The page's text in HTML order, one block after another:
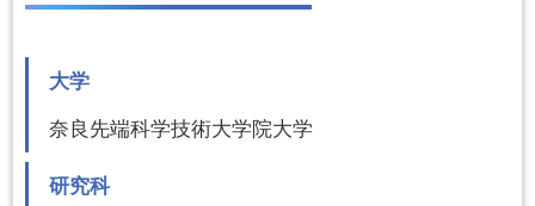
大学
奈良先端科学技術大学院大学
研究科